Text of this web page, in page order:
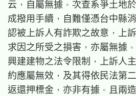
云，自屬無據。次查系爭土地
成撥用手續，自難僅憑台中縣
認被上訴人有詐欺之故意，上
求因之所受之損害，亦屬無據
興建建物之法令限制，上訴人
約應屬無效，及其得依民法第
返還押標金，亦非有據。且兩